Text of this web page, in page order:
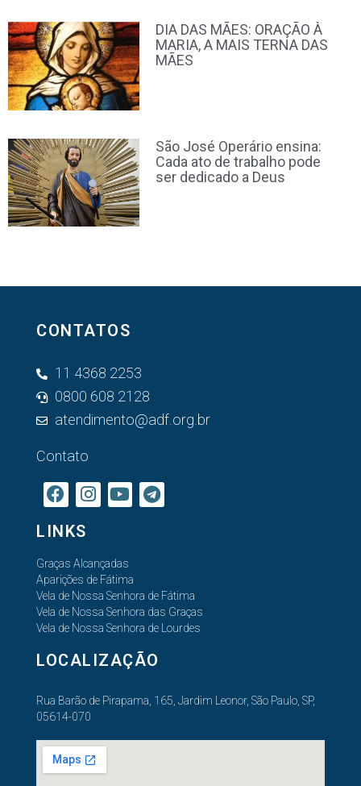
DIA DAS MÃES: ORAÇÃO À
MARIA, A MAIS TERNA DAS
MÃES
São José Operário ensina:
Cada ato de trabalho pode
ser dedicado a Deus
CONTATOS
11 4368 2253
0800 608 2128
atendimento@adf.org.br
Contato
LINKS
Graças Alcançadas
Aparições de Fátima
Vela de Nossa Senhora de Fátima
Vela de Nossa Senhora das Graças
Vela de Nossa Senhora de Lourdes
LOCALIZAÇÃO
Rua Barão de Pirapama, 165, Jardim Leonor, São Paulo, SP,
05614-070